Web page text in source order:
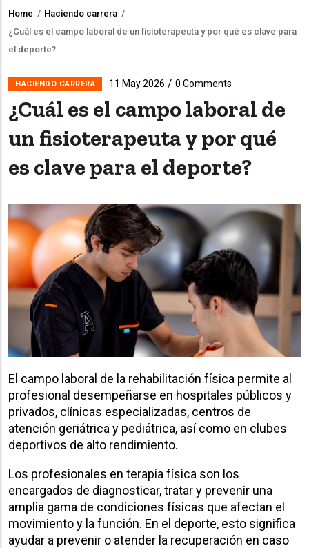
Breadcrumb
Home / Haciendo carrera /
¿Cuál es el campo laboral de un fisioterapeuta y por qué es clave para
el deporte?
HACIENDO CARRERA 11 May 2026 / 0 Comments
¿Cuál es el campo laboral de
un fisioterapeuta y por qué
es clave para el deporte?
El campo laboral de la rehabilitación física permite al
profesional desempeñarse en hospitales públicos y
privados, clínicas especializadas, centros de
atención geriátrica y pediátrica, así como en clubes
deportivos de alto rendimiento.
Los profesionales en terapia física son los
encargados de diagnosticar, tratar y prevenir una
amplia gama de condiciones físicas que afectan el
movimiento y la función. En el deporte, esto significa
ayudar a prevenir o atender la recuperación en caso